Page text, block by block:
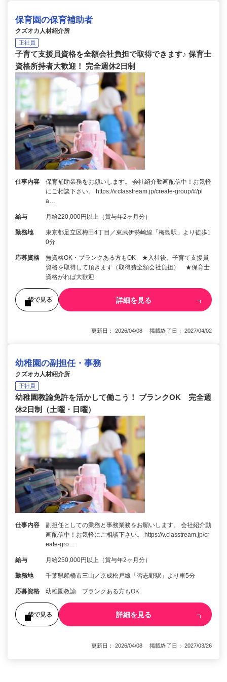
保育園の保育補助者
クズオカ人材紹介所
正社員
子育て支援員資格を全額会社負担で取得できます♪ 保育士
資格所持者大歓迎！ 完全週休2日制
仕事内容
保育補助業務をお願いします。 会社紹介動画配信中！お気軽
にご相談下さい。 https://v.classtream.jp/create-group/#/pl
a…
給与 月給220,000円以上（賞与年2ヶ月分）
勤務地
東京都足立区梅田4丁目／東武伊勢崎線「梅島駅」より徒歩1
0分
応募資格
無資格OK・ブランクある方もOK ★入社後、子育て支援員
資格を取得して頂きます（取得費全額会社負担） ★保育士
資格がれば大歓迎
後で見る 詳細を見る
更新日： 2026/04/08 掲載終了日： 2027/04/02
幼稚園の副担任・事務
クズオカ人材紹介所
正社員
幼稚園教諭免許を活かして働こう！ ブランクOK 完全週
休2日制（土曜・日曜）
仕事内容
副担任としての業務と事務業務をお願いします。 会社紹介動
画配信中！お気軽にご相談下さい。 https://v.classtream.jp/cr
eate-gro…
給与 月給250,000円以上（賞与年2ヶ月分）
勤務地 千葉県船橋市三山／京成松戸線「習志野駅」より車5分
応募資格 幼稚園教諭 ブランクある方もOK
後で見る 詳細を見る
更新日： 2026/04/08 掲載終了日： 2027/03/26